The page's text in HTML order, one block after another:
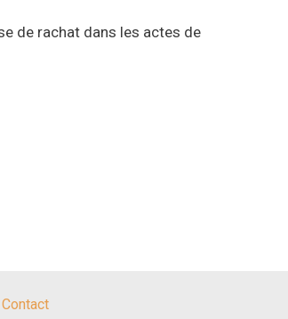
de rachat dans les actes de
Contact